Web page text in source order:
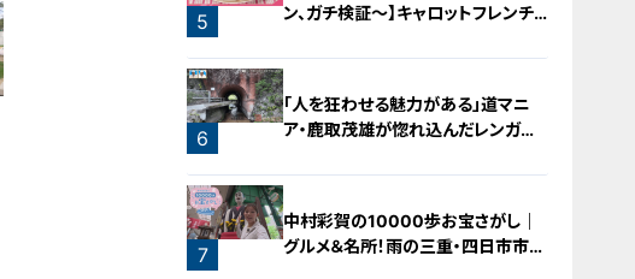
5
ン、ガチ検証～】キャロットフレンチ
6
「人を狂わせる魅力がある」道マニ
ア・鹿取茂雄が惚れ込んだレンガの
7
中村彩賀の10000歩お宝さがし｜
グルメ＆名所！雨の三重・四日市市で